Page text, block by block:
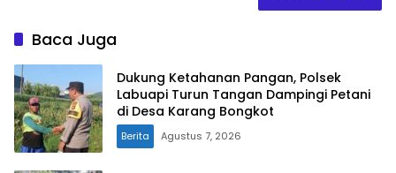
Baca Juga
Dukung Ketahanan Pangan, Polsek
Labuapi Turun Tangan Dampingi Petani
di Desa Karang Bongkot
Berita Agustus 7, 2026